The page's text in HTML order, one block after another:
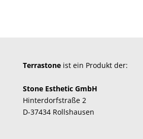
Terrastone ist ein Produkt der:
Stone Esthetic GmbH
Hinterdorfstraße 2
D-37434 Rollshausen